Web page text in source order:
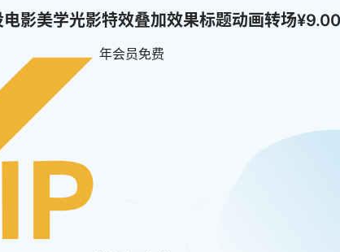
影美学光影特效叠加效果标题动画转场¥9.00
年会员免费